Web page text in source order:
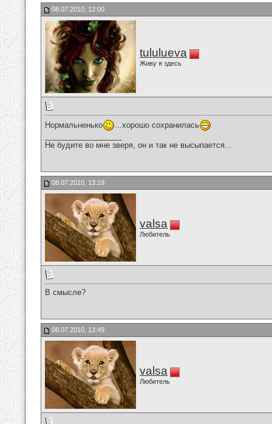
08.07.2010, 12:00
tululueva
Живу я здесь
Нормальненько
...хорошо сохранилась
Не будите во мне зверя, он и так не высыпается...
08.07.2010, 13:19
valsa
Любитель
В смысле?
08.07.2010, 13:49
valsa
Любитель